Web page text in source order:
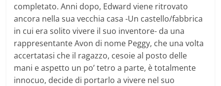
completato. Anni dopo, Edward viene ritrovato
ancora nella sua vecchia casa -Un castello/fabbrica
in cui era solito vivere il suo inventore- da una
rappresentante Avon di nome Peggy, che una volta
accertatasi che il ragazzo, cesoie al posto delle
mani e aspetto un po’ tetro a parte, è totalmente
innocuo, decide di portarlo a vivere nel suo